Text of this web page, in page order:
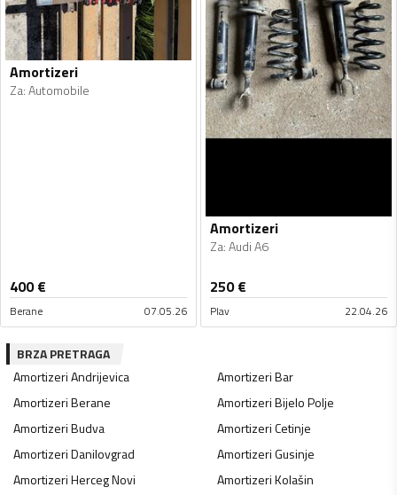
Amortizeri
Za:Automobile
400€
Berane 07.05.26
Amortizeri
Za:Audi A6
250€
Plav 22.04.26
BRZA PRETRAGA
AmortizeriAndrijevica AmortizeriBar
AmortizeriBerane AmortizeriBijelo Polje
AmortizeriBudva AmortizeriCetinje
AmortizeriDanilovgrad AmortizeriGusinje
AmortizeriHerceg Novi AmortizeriKolašin